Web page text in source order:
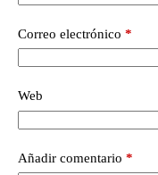
Correo electrónico *
Web
Añadir comentario *